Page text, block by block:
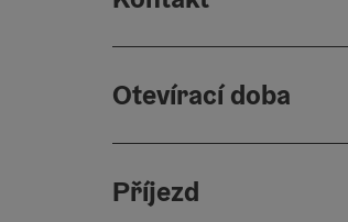
Otevírací doba
Příjezd